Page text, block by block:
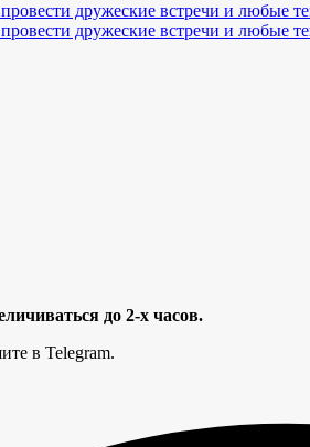
до 2-х часов.
в Telegram.